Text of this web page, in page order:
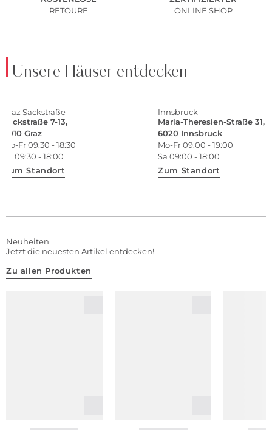
RETOURE
ONLINE SHOP
Unsere Häuser entdecken
Graz Sackstraße
Sackstraße 7-13,
8010 Graz
Mo-Fr 09:30 - 18:30
Sa 09:30 - 18:00
Zum Standort
Innsbruck
Maria-Theresien-Straße 31,
6020 Innsbruck
Mo-Fr 09:00 - 19:00
Sa 09:00 - 18:00
Zum Standort
Neuheiten
Jetzt die neuesten Artikel entdecken!
Zu allen Produkten